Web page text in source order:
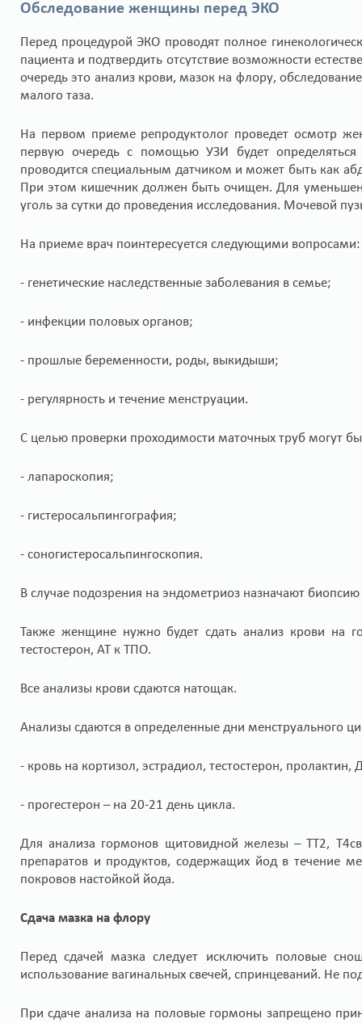
Обследование женщины перед ЭКО
Перед процедурой ЭКО проводят полное
пациента и подтвердить отсутствие возможности
очередь это анализ крови, мазок на флору,
малого таза.
На первом приеме репродуктолог проведет осмотр
первую очередь с помощью УЗИ будет
проводится специальным датчиком и может быть как
При этом кишечник должен быть очищен. Для
уголь за сутки до проведения исследования. Мочевой
На приеме врач поинтересуется следующими вопросами:
- генетические наследственные заболевания в семье;
- инфекции половых органов;
- прошлые беременности, роды, выкидыши;
- регулярность и течение менструации.
С целью проверки проходимости маточных труб могут
- лапароскопия;
- гистеросальпингография;
- соногистеросальпингоскопия.
В случае подозрения на эндометриоз назначают
Также женщине нужно будет сдать анализ крови на
тестостерон, АТ к ТПО.
Все анализы крови сдаются натощак.
Анализы сдаются в определенные дни менструального
- кровь на кортизол, эстрадиол, тестостерон,
- прогестерон – на 20-21 день цикла.
Для анализа гормонов щитовидной железы – ТТ2,
препаратов и продуктов, содержащих йод в течение
покровов настойкой йода.
Сдача мазка на флору
Перед сдачей мазка следует исключить половые
использование вагинальных свечей, спринцеваний. Не
При сдаче анализа на половые гормоны запрещено